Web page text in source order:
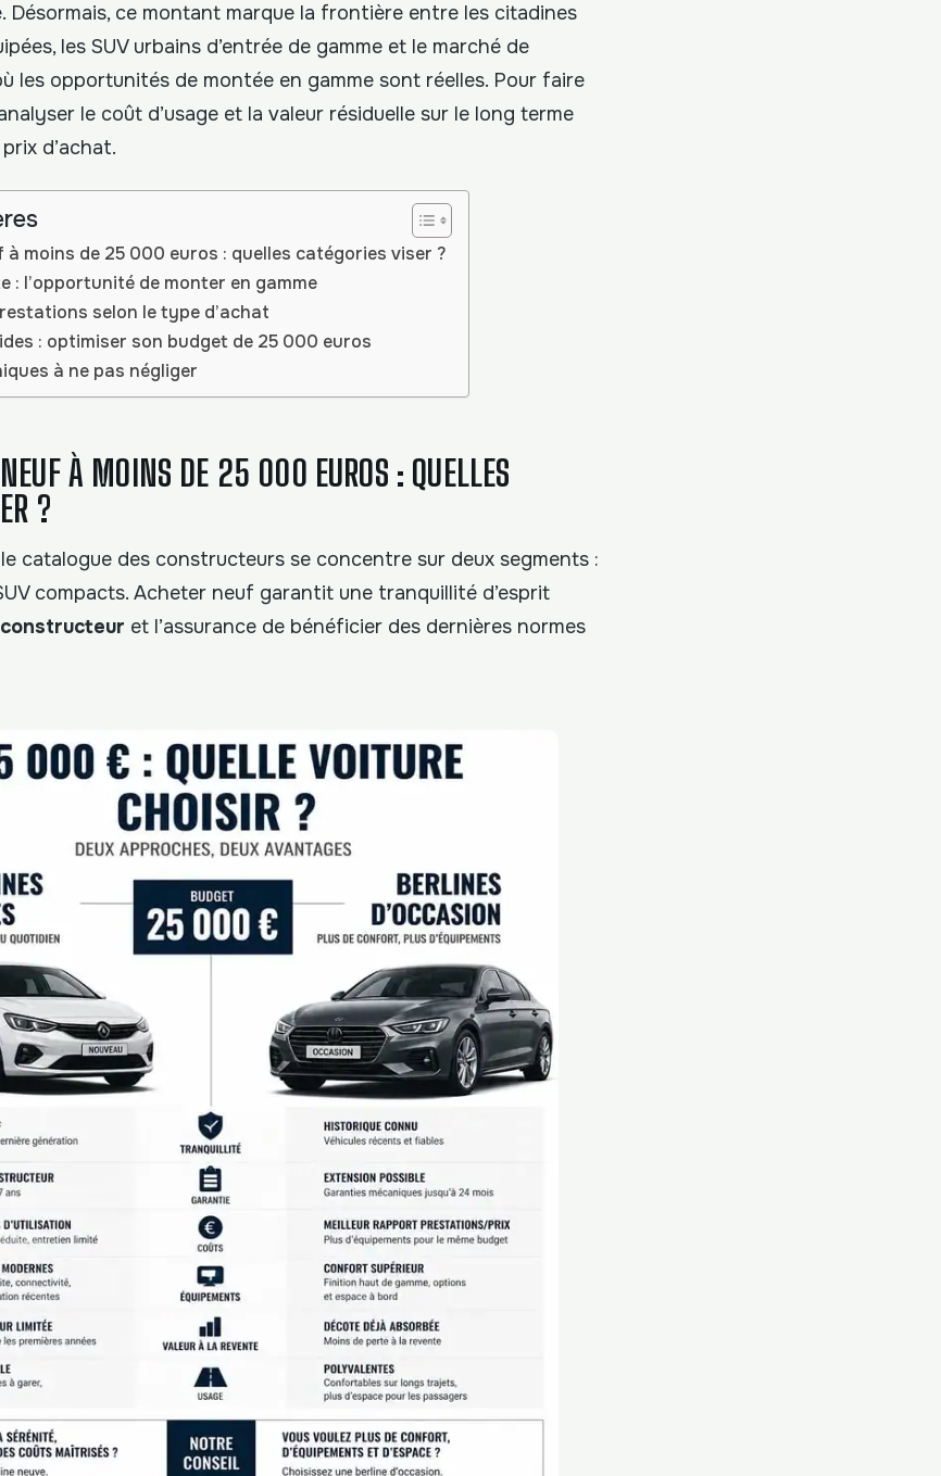
Désormais, ce montant marque la frontière entre les citadines
les SUV urbains d’entrée de gamme et le marché de
les opportunités de montée en gamme sont réelles. Pour faire
le coût d’usage et la valeur résiduelle sur le long terme
d’achat.
à moins de 25 000 euros : quelles catégories viser ?
: l’opportunité de monter en gamme
selon le type d’achat
: optimiser son budget de 25 000 euros
à ne pas négliger
À MOINS DE 25 000 EUROS : QUELLES
?
catalogue des constructeurs se concentre sur deux segments :
compacts. Acheter neuf garantit une tranquillité d’esprit
et l’assurance de bénéficier des dernières normes